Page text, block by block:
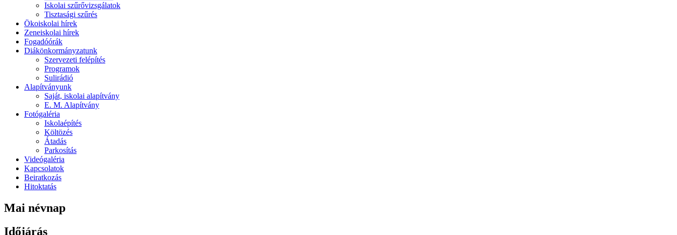
Iskolai szűrővizsgálatok
Tisztasági szűrés
Ökoiskolai hírek
Zeneiskolai hírek
Fogadóórák
Diákönkormányzatunk
Szervezeti felépítés
Programok
Sulirádió
Alapítványunk
Saját, iskolai alapítvány
E. M. Alapítvány
Fotógaléria
Iskolaépítés
Költözés
Átadás
Parkosítás
Videógaléria
Kapcsolatok
Beiratkozás
Hitoktatás
Mai névnap
Időjárás